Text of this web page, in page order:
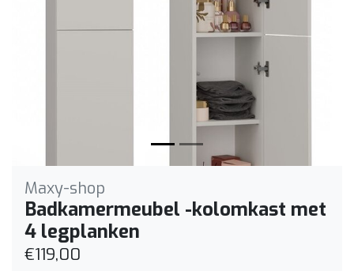
Maxy-shop
Badkamermeubel -kolomkast met
4 legplanken
€119,00